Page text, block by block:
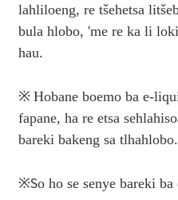
lahliloeng, re tšehetsa
bula hlobo, 'me re ka li
hau.
※ Hobane boemo ba e-
fapane, ha re etsa
bareki bakeng sa tlhahlobo.
※So ho se senye bareki